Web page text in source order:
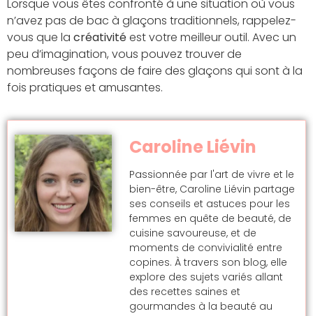
Lorsque vous êtes confronté à une situation où vous
n’avez pas de bac à glaçons traditionnels, rappelez-
vous que la créativitéest votre meilleur outil. Avec un
peu d’imagination, vous pouvez trouver de
nombreuses façons de faire des glaçons qui sont à la
fois pratiques et amusantes.
Caroline Liévin
Passionnée par l'art de vivre et le
bien-être, Caroline Liévin partage
ses conseils et astuces pour les
femmes en quête de beauté, de
cuisine savoureuse, et de
moments de convivialité entre
copines. À travers son blog, elle
explore des sujets variés allant
des recettes saines et
gourmandes à la beauté au